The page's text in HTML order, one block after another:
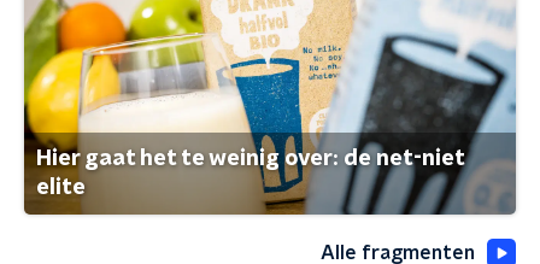
Hier gaat het te weinig over: de net-niet
elite
Alle fragmenten